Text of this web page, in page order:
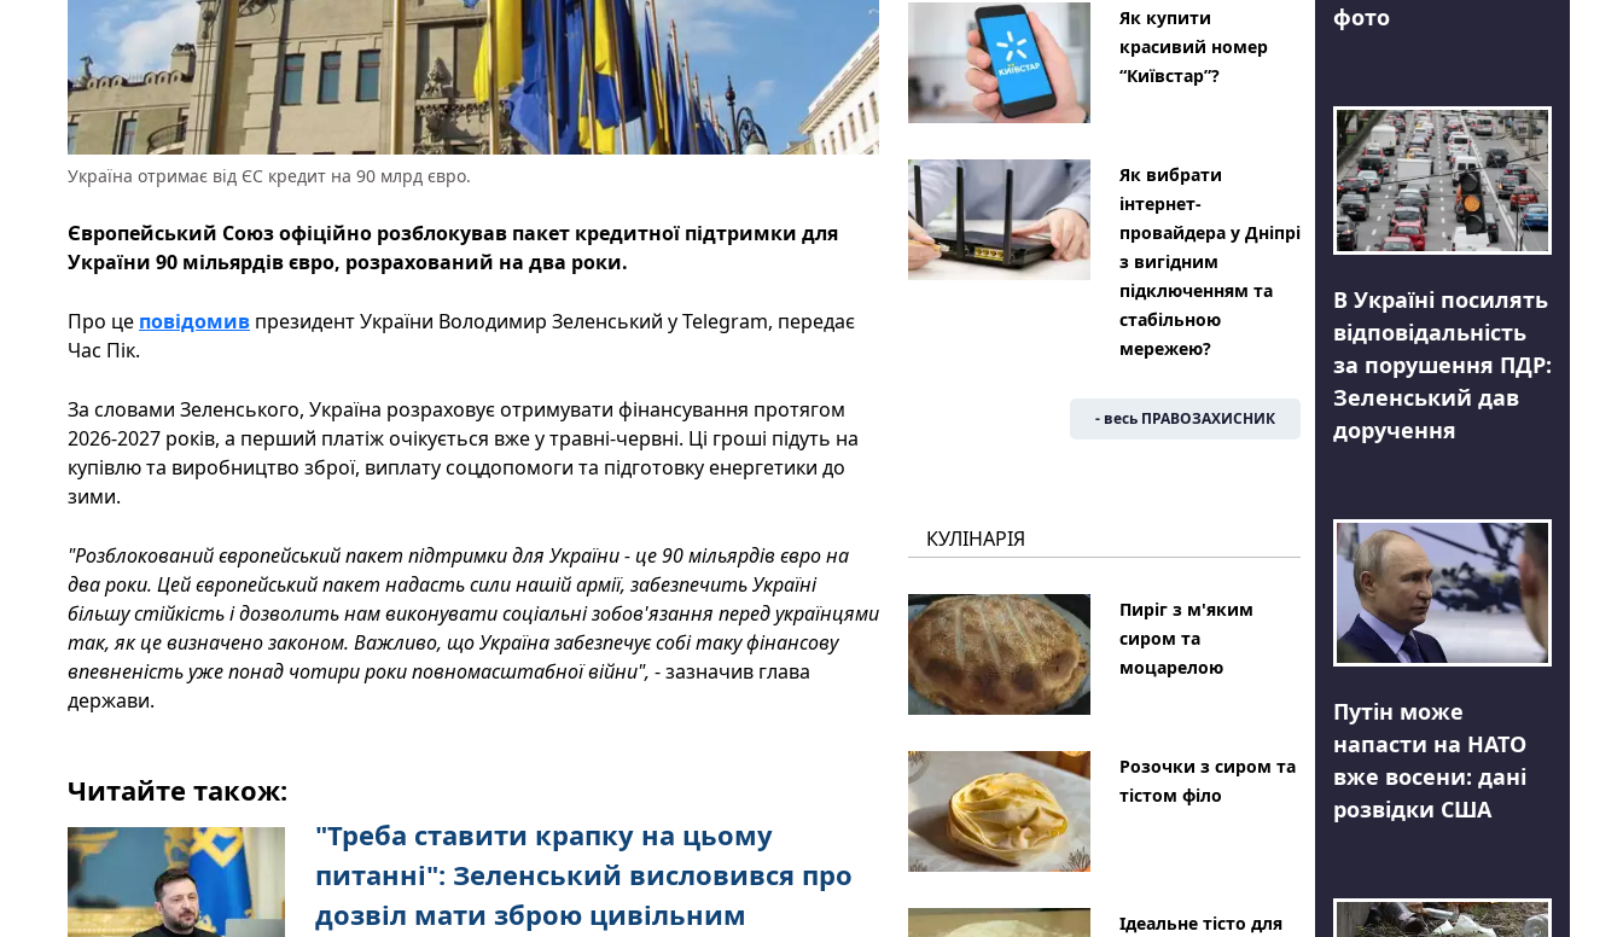
Україна отримає від ЄС кредит на 90 млрд євро.
Європейський Союз офіційно розблокував пакет кредитної підтримки для
України 90 мільярдів євро, розрахований на два роки.
Про це повідомив президент України Володимир Зеленський у Telegram, передає
Час Пік.
За словами Зеленського, Україна розраховує отримувати фінансування протягом
2026-2027 років, а перший платіж очікується вже у травні-червні. Ці гроші підуть на
купівлю та виробництво зброї, виплату соцдопомоги та підготовку енергетики до
зими.
"Розблокований європейський пакет підтримки для України - це 90 мільярдів євро на
два роки. Цей європейський пакет надасть сили нашій армії, забезпечить Україні
більшу стійкість і дозволить нам виконувати соціальні зобов'язання перед українцями
так, як це визначено законом. Важливо, що Україна забезпечує собі таку фінансову
впевненість уже понад чотири роки повномасштабної війни", - зазначив глава
держави.
Читайте також:
"Треба ставити крапку на цьому
питанні": Зеленський висловився про
дозвіл мати зброю цивільним
Як купити
красивий номер
“Київстар”?
Як вибрати
інтернет-
провайдера у Дніпрі
з вигідним
підключенням та
стабільною
мережею?
- весь ПРАВОЗАХИСНИК
КУЛІНАРІЯ
Пиріг з м'яким
сиром та
моцарелою
Розочки з сиром та
тістом філо
Ідеальне тісто для
фото
В Україні посилять
відповідальність
за порушення ПДР:
Зеленський дав
доручення
Путін може
напасти на НАТО
вже восени: дані
розвідки США